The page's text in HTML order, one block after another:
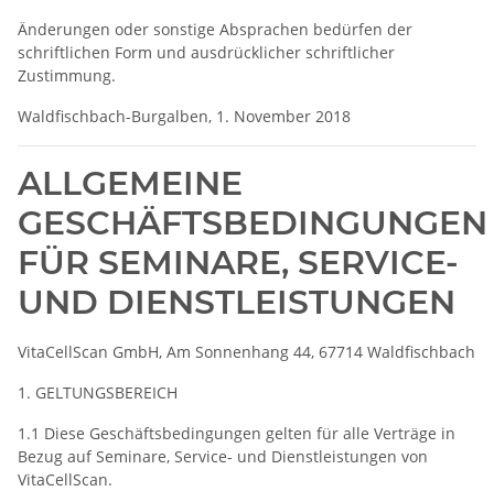
Änderungen oder sonstige Absprachen bedürfen der
schriftlichen Form und ausdrücklicher schriftlicher
Zustimmung.
Waldfischbach-Burgalben, 1. November 2018
ALLGEMEINE
GESCHÄFTSBEDINGUNGEN
FÜR SEMINARE, SERVICE-
UND DIENSTLEISTUNGEN
VitaCellScan GmbH, Am Sonnenhang 44, 67714 Waldfischbach
1. GELTUNGSBEREICH
1.1 Diese Geschäftsbedingungen gelten für alle Verträge in
Bezug auf Seminare, Service- und Dienstleistungen von
VitaCellScan.